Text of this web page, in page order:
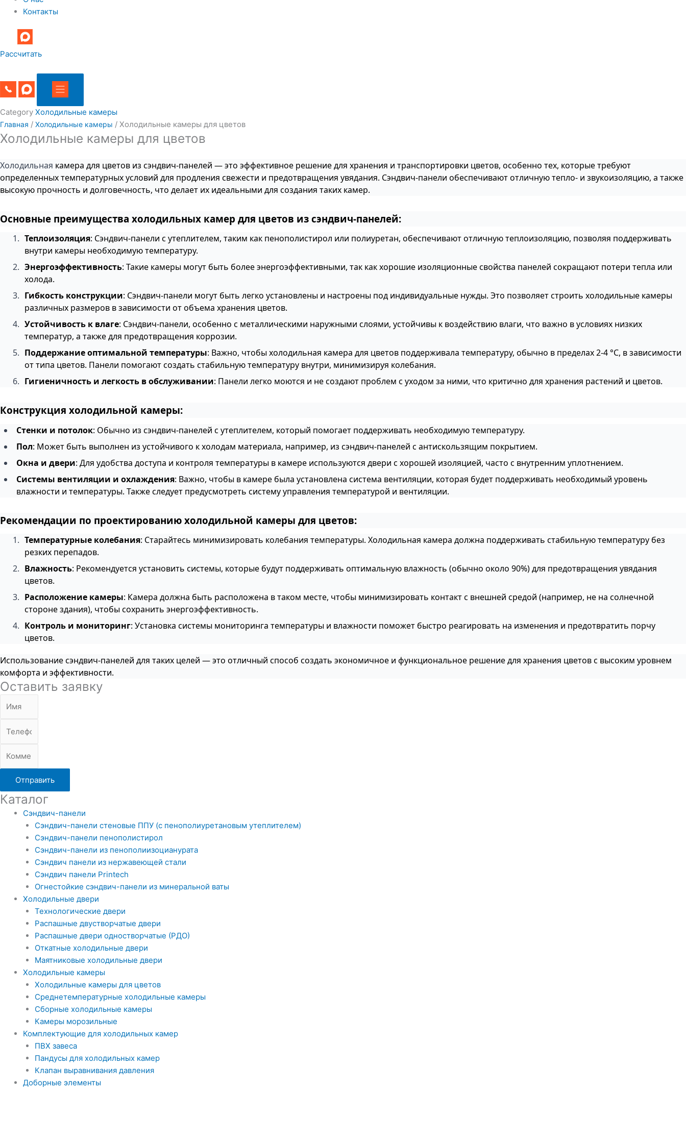
Контакты
Рассчитать
Category Холодильные камеры
Главная / Холодильные камеры / Холодильные камеры для цветов
Холодильные камеры для цветов
Холодильная камера для цветов из сэндвич-панелей — это эффективное решение для хранения и транспортировки цветов, особенно тех, которые требуют
определенных температурных условий для продления свежести и предотвращения увядания. Сэндвич-панели обеспечивают отличную тепло- и звукоизоляцию, а также
высокую прочность и долговечность, что делает их идеальными для создания таких камер.
Основные преимущества холодильных камер для цветов из сэндвич-панелей:
Теплоизоляция: Сэндвич-панели с утеплителем, таким как пенополистирол или полиуретан, обеспечивают отличную теплоизоляцию, позволяя поддерживать
внутри камеры необходимую температуру.
Энергоэффективность: Такие камеры могут быть более энергоэффективными, так как хорошие изоляционные свойства панелей сокращают потери тепла или
холода.
Гибкость конструкции: Сэндвич-панели могут быть легко установлены и настроены под индивидуальные нужды. Это позволяет строить холодильные камеры
различных размеров в зависимости от объема хранения цветов.
Устойчивость к влаге: Сэндвич-панели, особенно с металлическими наружными слоями, устойчивы к воздействию влаги, что важно в условиях низких
температур, а также для предотвращения коррозии.
Поддержание оптимальной температуры: Важно, чтобы холодильная камера для цветов поддерживала температуру, обычно в пределах 2-4 °C, в зависимости
от типа цветов. Панели помогают создать стабильную температуру внутри, минимизируя колебания.
Гигиеничность и легкость в обслуживании: Панели легко моются и не создают проблем с уходом за ними, что критично для хранения растений и цветов.
Конструкция холодильной камеры:
Стенки и потолок: Обычно из сэндвич-панелей с утеплителем, который помогает поддерживать необходимую температуру.
Пол: Может быть выполнен из устойчивого к холодам материала, например, из сэндвич-панелей с антискользящим покрытием.
Окна и двери: Для удобства доступа и контроля температуры в камере используются двери с хорошей изоляцией, часто с внутренним уплотнением.
Системы вентиляции и охлаждения: Важно, чтобы в камере была установлена система вентиляции, которая будет поддерживать необходимый уровень
влажности и температуры. Также следует предусмотреть систему управления температурой и вентиляции.
Рекомендации по проектированию холодильной камеры для цветов:
Температурные колебания: Старайтесь минимизировать колебания температуры. Холодильная камера должна поддерживать стабильную температуру без
резких перепадов.
Влажность: Рекомендуется установить системы, которые будут поддерживать оптимальную влажность (обычно около 90%) для предотвращения увядания
цветов.
Расположение камеры: Камера должна быть расположена в таком месте, чтобы минимизировать контакт с внешней средой (например, не на солнечной
стороне здания), чтобы сохранить энергоэффективность.
Контроль и мониторинг: Установка системы мониторинга температуры и влажности поможет быстро реагировать на изменения и предотвратить порчу
цветов.
Использование сэндвич-панелей для таких целей — это отличный способ создать экономичное и функциональное решение для хранения цветов с высоким уровнем
комфорта и эффективности.
Оставить заявку
Отправить
Каталог
Сэндвич-панели
Сэндвич-панели стеновые ППУ (с пенополиуретановым утеплителем)
Сэндвич-панели пенополистирол
Сэндвич-панели из пенополиизоцианурата
Сэндвич панели из нержавеющей стали
Сэндвич панели Printech
Огнестойкие сэндвич-панели из минеральной ваты
Холодильные двери
Технологические двери
Распашные двустворчатые двери
Распашные двери одностворчатые (РДО)
Откатные холодильные двери
Маятниковые холодильные двери
Холодильные камеры
Холодильные камеры для цветов
Среднетемпературные холодильные камеры
Сборные холодильные камеры
Камеры морозильные
Комплектующие для холодильных камер
ПВХ завеса
Пандусы для холодильных камер
Клапан выравнивания давления
Доборные элементы